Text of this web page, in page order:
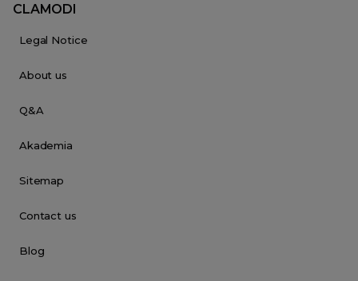
CLAMODI
Legal Notice
About us
Q&A
Akademia
Sitemap
Contact us
Blog